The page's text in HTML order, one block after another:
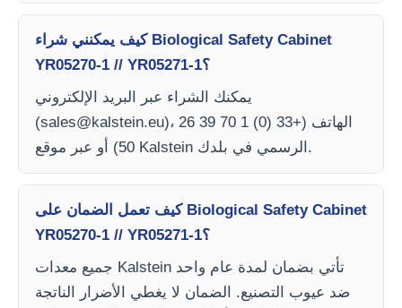
كيف يمكنني شراء Biological Safety Cabinet
YR05270-1 // YR05271-1؟
يمكنك الشراء عبر البريد الإلكتروني
(sales@kalstein.eu)، الهاتف (+33 (0) 1 70 39 26
50) أو عبر موقع Kalstein الرسمي في بلدك.
كيف تعمل الضمان على Biological Safety Cabinet
YR05270-1 // YR05271-1؟
جميع معدات Kalstein تأتي بضمان لمدة عام واحد
ضد عيوب التصنيع. الضمان لا يغطي الأضرار الناتجة